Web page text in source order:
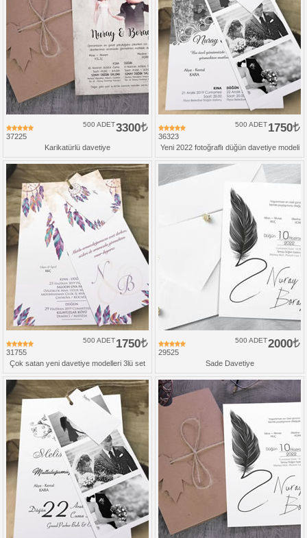
37225
3300
500 ADET
Karikatürlü davetiye
36323
1750
500 ADET
Yeni 2022 fotoğraflı düğün davetiye modeli
31755
1750
500 ADET
Çok satan yeni davetiye modelleri 3lü set
29525
2000
500 ADET
Sade Davetiye